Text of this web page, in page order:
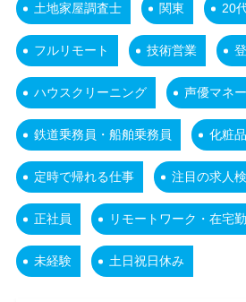
土地家屋調査士 関東 20
フルリモート 技術営業
ハウスクリーニング 声優マネ
鉄道乗務員・船舶乗務員 化粧品
定時で帰れる仕事 注目の求人
正社員 リモートワーク・在宅
未経験 土日祝日休み